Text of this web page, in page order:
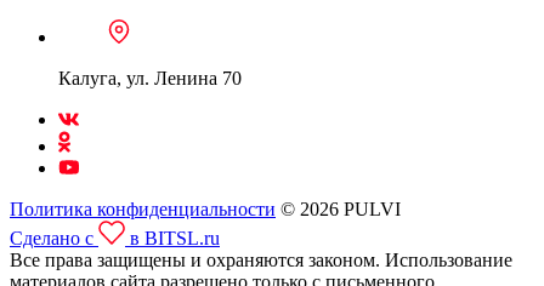
Калуга, ул. Ленина 70
Политика конфиденциальности © 2026 PULVI
Сделано с
в BITSL.ru
Все права защищены и охраняются законом. Использование
материалов сайта разрешено только с письменного